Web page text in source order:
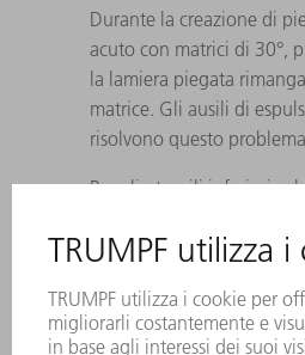
Durante la creazione di
acuto con matrici di 30°,
la lamiera piegata
matrice. Gli ausili di
risolvono questo
Per gli utensili inferiori
a corno vengono sostituiti